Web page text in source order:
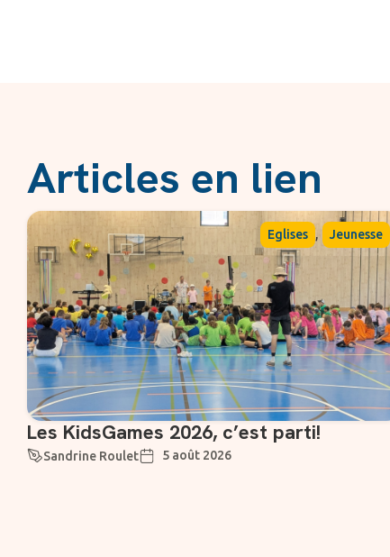
Articles en lien
Eglises , Jeunesse
Les KidsGames 2026, c’est parti!
Sandrine Roulet 5 août 2026